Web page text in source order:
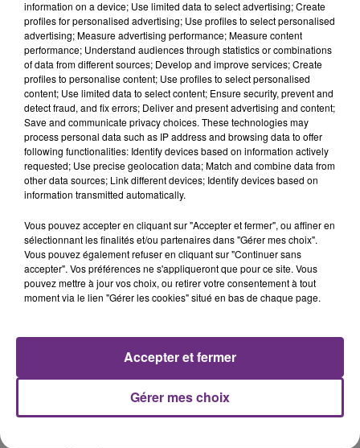
5h23
5h23
Summertime Sadness
5h19
5h19
Comme Caroline
5h17
5h17 5h13
5h13
information on a device; Use limited data to select advertising; Create
profiles for personalised advertising; Use profiles to select personalised
advertising; Measure advertising performance; Measure content
performance; Understand audiences through statistics or combinations
of data from different sources; Develop and improve services; Create
profiles to personalise content; Use profiles to select personalised
content; Use limited data to select content; Ensure security, prevent and
detect fraud, and fix errors; Deliver and present advertising and content;
Save and communicate privacy choices. These technologies may
process personal data such as IP address and browsing data to offer
following functionalities: Identify devices based on information actively
requested; Use precise geolocation data; Match and combine data from
other data sources; Link different devices; Identify devices based on
information transmitted automatically.
Vous pouvez accepter en cliquant sur "Accepter et fermer", ou affiner en
sélectionnant les finalités et/ou partenaires dans "Gérer mes choix".
Vous pouvez également refuser en cliquant sur "Continuer sans
accepter". Vos préférences ne s'appliqueront que pour ce site. Vous
pouvez mettre à jour vos choix, ou retirer votre consentement à tout
moment via le lien "Gérer les cookies" situé en bas de chaque page.
Gérer mes choix
Accepter et fermer